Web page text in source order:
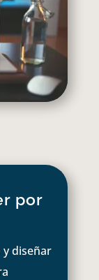
por
diseñar